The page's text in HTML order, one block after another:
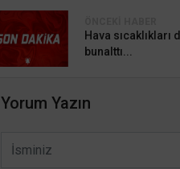
Hava sıcaklıkları
bunalttı...
Yorum Yazın